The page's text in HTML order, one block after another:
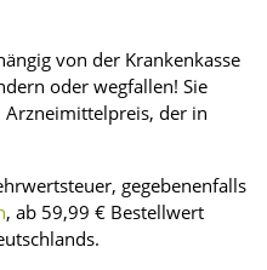
von der Krankenkasse
oder wegfallen! Sie
Arzneimittelpreis, der in
gegebenenfalls
, ab 59,99 € Bestellwert